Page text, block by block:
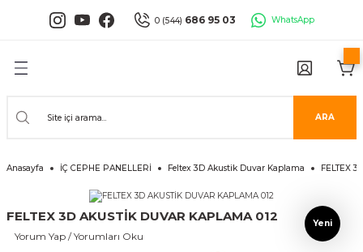
0 (544) 686 95 03 WhatsApp
Geri Dön
Geri Dön
PANELLER
Geri Dön
Geri Dön
Geri Dön
Paneller
Geri Dön
ARA
Anasayfa İÇ CEPHE PANELLERİ Feltex 3D Akustik Duvar Kaplama FELTEX
Yeni
FELTEX 3D AKUSTİK DUVAR KAPLAMA 012
Yorum Yap / Yorumları Oku